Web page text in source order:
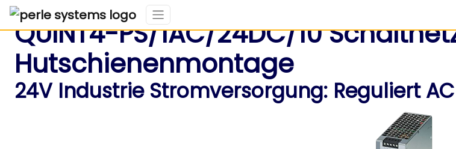
QUINT4-PS/1AC/24DC/10
Hutschienenmontage
24V Industrie Stromversorgung: Reguliert